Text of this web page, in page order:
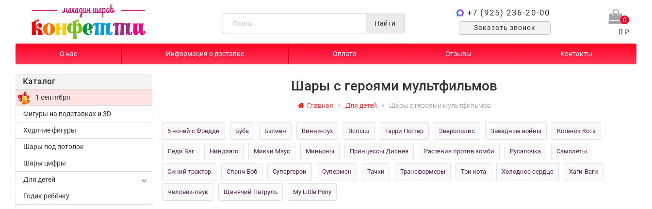
Найти
+7 (925) 236-20-00
Заказать звонок
0
0 ₽
О нас Информация о доставке Оплата Отзывы Контакты
Каталог
1 сентября
Фигуры на подставках и 3D
Ходячие фигуры
Шары под потолок
Шары цифры
Для детей
Годик ребёнку
Шары с героями мультфильмов
Главная Для детей Шары с героями мультфильмов
5 ночей с Фредди Буба Бэтмен Винни-пух Вспыш Гарри Поттер Зверополис Звездные войны Котёнок Котэ
Леди Баг Ниндзяго Микки Маус Миньоны Принцессы Диснея Растения против зомби Русалочка Самолёты
Синий трактор Спанч Боб Супергерои Супермен Тачки Трансформеры Три кота Холодное сердце Хаги-Ваги
Человек-паук Щенячий Патруль My Little Pony